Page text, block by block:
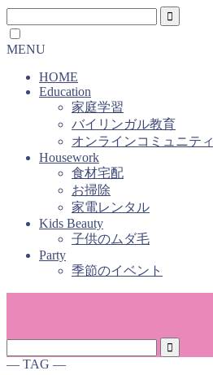
MENU
HOME
Education
家庭学習
バイリンガル教育
オンラインコミュニティ
Housework
食材宅配
お掃除
家電レンタル
Kids Beauty
子供のムダ毛
Party
季節のイベント
― TAG ―